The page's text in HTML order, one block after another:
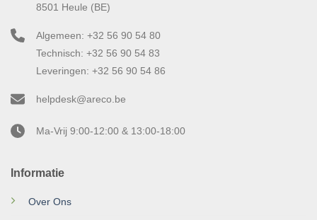
Informatie
Over Ons
8501 Heule (BE)
Algemeen: +32 56 90 54 80
Technisch: +32 56 90 54 83
Leveringen: +32 56 90 54 86
helpdesk@areco.be
Ma-Vrij 9:00-12:00 & 13:00-18:00